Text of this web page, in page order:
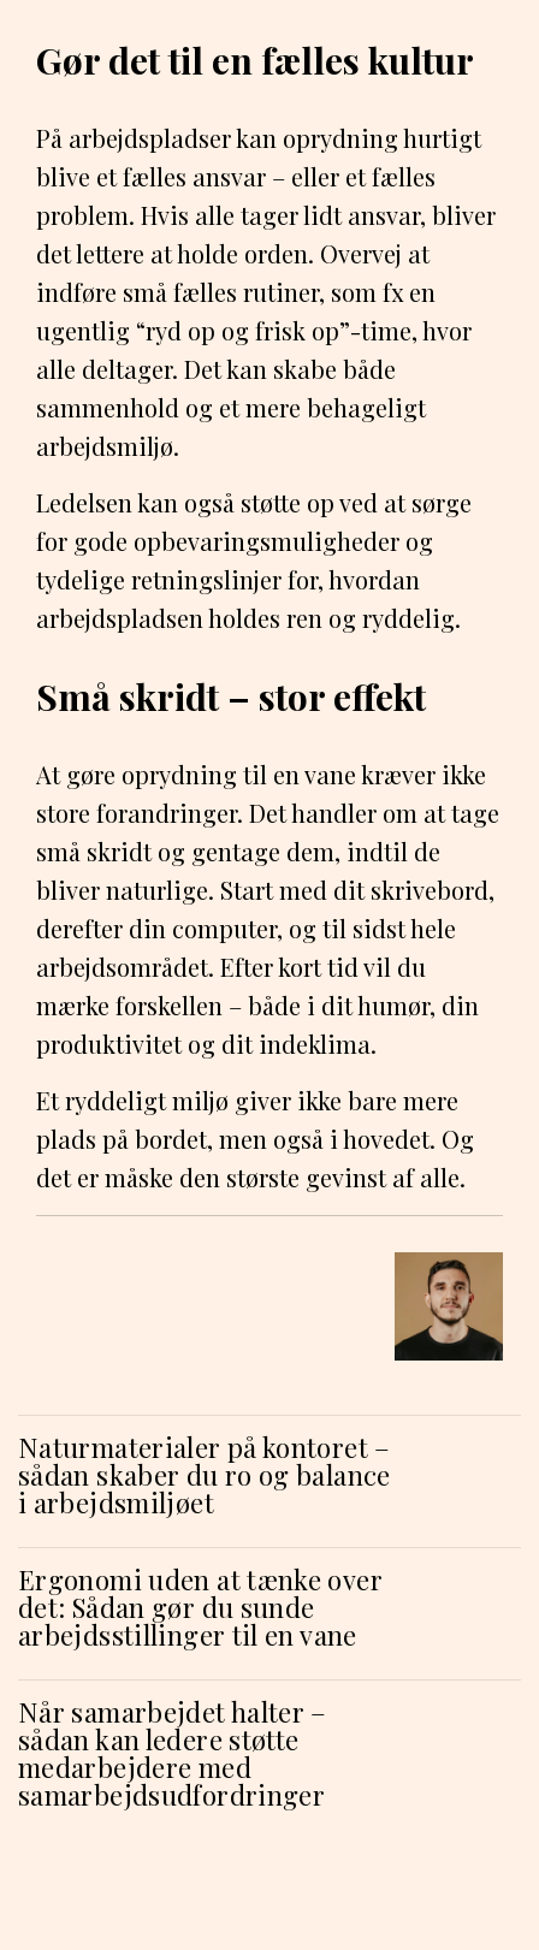
Gør det til en fælles kultur
På arbejdspladser kan oprydning hurtigt
blive et fælles ansvar – eller et fælles
problem. Hvis alle tager lidt ansvar, bliver
det lettere at holde orden. Overvej at
indføre små fælles rutiner, som fx en
ugentlig “ryd op og frisk op”-time, hvor
alle deltager. Det kan skabe både
sammenhold og et mere behageligt
arbejdsmiljø.
Ledelsen kan også støtte op ved at sørge
for gode opbevaringsmuligheder og
tydelige retningslinjer for, hvordan
arbejdspladsen holdes ren og ryddelig.
Små skridt – stor effekt
At gøre oprydning til en vane kræver ikke
store forandringer. Det handler om at tage
små skridt og gentage dem, indtil de
bliver naturlige. Start med dit skrivebord,
derefter din computer, og til sidst hele
arbejdsområdet. Efter kort tid vil du
mærke forskellen – både i dit humør, din
produktivitet og dit indeklima.
Et ryddeligt miljø giver ikke bare mere
plads på bordet, men også i hovedet. Og
det er måske den største gevinst af alle.
Naturmaterialer på kontoret –
sådan skaber du ro og balance
i arbejdsmiljøet
Ergonomi uden at tænke over
det: Sådan gør du sunde
arbejdsstillinger til en vane
Når samarbejdet halter –
sådan kan ledere støtte
medarbejdere med
samarbejdsudfordringer